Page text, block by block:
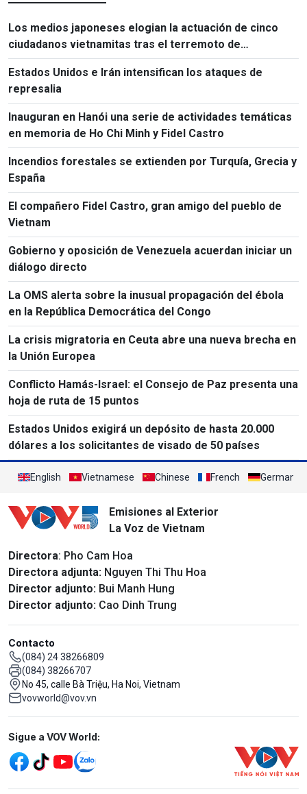
Los medios japoneses elogian la actuación de cinco
ciudadanos vietnamitas tras el terremoto de
Kumamoto
Estados Unidos e Irán intensifican los ataques de
represalia
Inauguran en Hanói una serie de actividades temáticas
en memoria de Ho Chi Minh y Fidel Castro
Incendios forestales se extienden por Turquía, Grecia y
España
El compañero Fidel Castro, gran amigo del pueblo de
Vietnam
Gobierno y oposición de Venezuela acuerdan iniciar un
diálogo directo
La OMS alerta sobre la inusual propagación del ébola
en la República Democrática del Congo
La crisis migratoria en Ceuta abre una nueva brecha en
la Unión Europea
Conflicto Hamás-Israel: el Consejo de Paz presenta una
hoja de ruta de 15 puntos
Estados Unidos exigirá un depósito de hasta 20.000
dólares a los solicitantes de visado de 50 países
English Vietnamese Chinese French German
Emisiones al Exterior
La Voz de Vietnam
Directora: Pho Cam Hoa
Directora adjunta: Nguyen Thi Thu Hoa
Director adjunto: Bui Manh Hung
Director adjunto: Cao Dinh Trung
Contacto
(084) 24 38266809
(084) 38266707
No 45, calle Bà Triệu, Ha Noi, Vietnam
vovworld@vov.vn
Mạng xã hội
Sigue a VOV World: